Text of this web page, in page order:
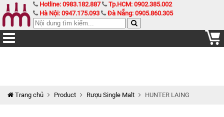
Hotline: 0983.182.887
Tp.HCM: 0902.385.002
Hà Nội: 0947.175.093
Đà Nẵng: 0905.860.305
Trang chủ Product Rượu Single Malt HUNTER LAING